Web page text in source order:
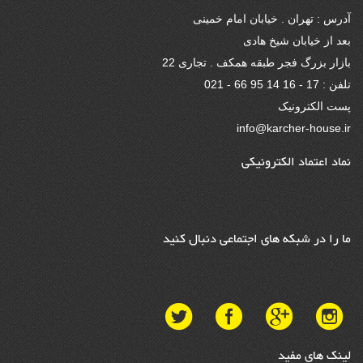
آدرس : تهران . خیابان امام خمینی
بعد از خیابان شیخ هادی
بازار بزرگ فجر طبقه همکف . تجاری 22
تلفن : 17 - 16 14 95 66 - 021
پست الکترونیک
info@karcher-house.ir
نماد اعتماد الکترونیکی
ما را در شبکه های اجتماعی دنبال کنید
لینک های مفید